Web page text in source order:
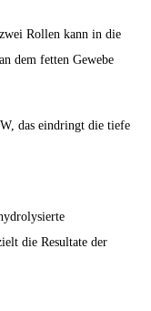
Rollen kann in die
dem fetten Gewebe
das eindringt die tiefe
die Resultate der